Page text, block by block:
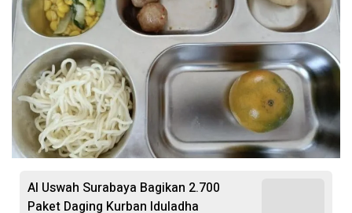
Al Uswah Surabaya Bagikan 2.700
Paket Daging Kurban Iduladha